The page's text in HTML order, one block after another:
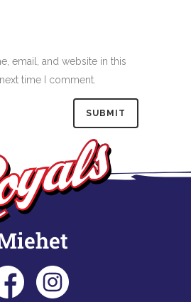
email, and website in this
time I comment.